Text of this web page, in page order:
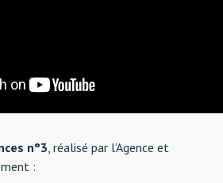
n°3, réalisé par l’Agence et
: